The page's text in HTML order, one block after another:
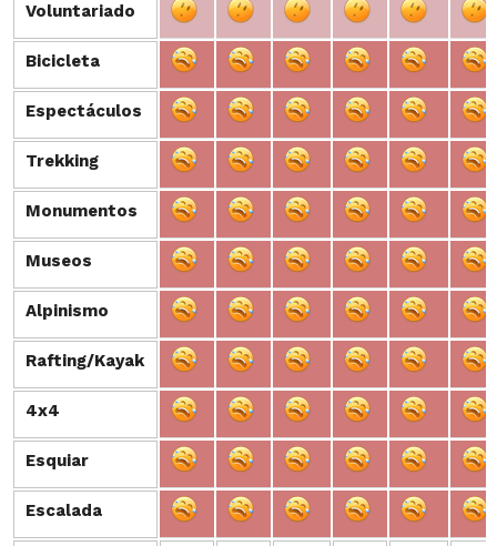
Voluntariado
Bicicleta
Espectáculos
Trekking
Monumentos
Museos
Alpinismo
Rafting/Kayak
4x4
Esquiar
Escalada
Voluntariado
Bicicleta
Espectáculos
Trekking
Monumentos
Museos
Alpinismo
Rafting/Kayak
4x4
Esquiar
Escalada